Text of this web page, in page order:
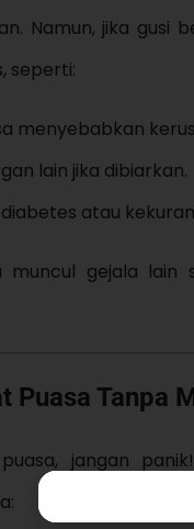
Namun, jika gusi
seperti:
menyebabkan
lain jika dibiarkan.
atau
gejala
Puasa Tanpa
jangan